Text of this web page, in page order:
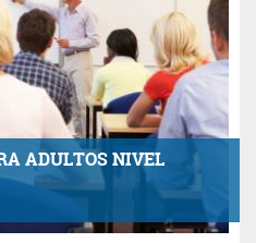
ADULTOS NIVEL